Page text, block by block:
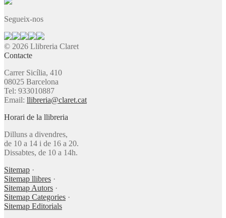
Segueix-nos
© 2026 Llibreria Claret
Contacte
Carrer Sicília, 410
08025 Barcelona
Tel: 933010887
Email: llibreria@claret.cat
Horari de la llibreria
Dilluns a divendres,
de 10 a 14 i de 16 a 20.
Dissabtes, de 10 a 14h.
Sitemap ·
Sitemap llibres ·
Sitemap Autors ·
Sitemap Categories ·
Sitemap Editorials